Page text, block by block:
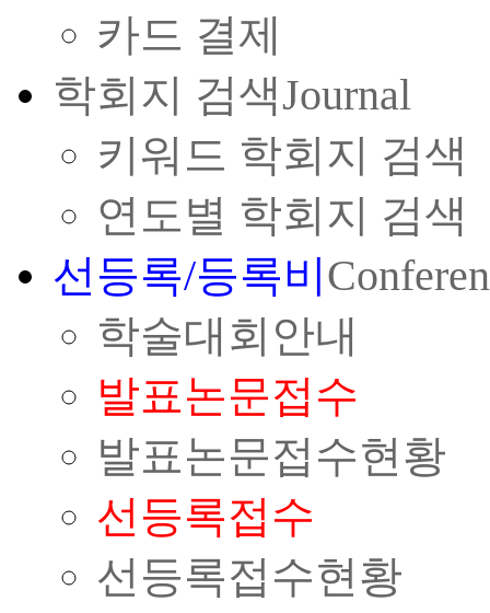
카드 결제
학회지 검색Journal
키워드 학회지 검색
연도별 학회지 검색
선등록/등록비
학술대회안내
발표논문접수
발표논문접수현황
선등록접수
선등록접수현황